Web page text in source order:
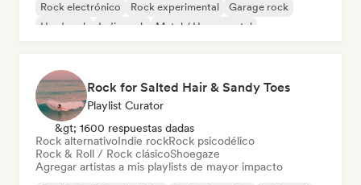
Rock electrónico
Rock experimental
Garage rock
Hard rock
Indie rock Metal / Heavy metal
Rock for Salted Hair & Sandy Toes
Playlist Curator
&gt; 1600 respuestas dadas
Rock alternativoIndie rockRock psicodélico
Rock & Roll / Rock clásicoShoegaze
Agregar artistas a mis playlists de mayor impacto